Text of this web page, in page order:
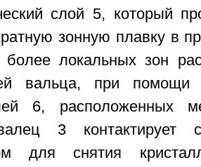
слой 5, который
зонную плавку в
более локальных зон
вальца, при помощи
6, расположенных
3
для снятия